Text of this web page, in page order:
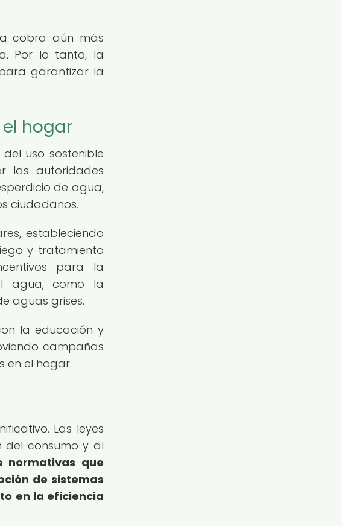
cobra aún más
Por lo tanto, la
garantizar la
hogar
uso sostenible
las autoridades
de agua,
ciudadanos.
estableciendo
y tratamiento
para la
agua, como la
aguas grises.
la educación y
campañas
en el hogar.
Las leyes
del consumo y al
normativas que
de sistemas
en la eficiencia